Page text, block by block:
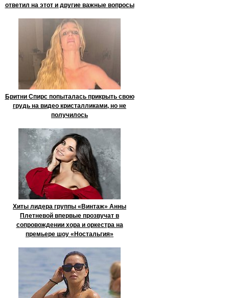
ответил на этот и другие важные вопросы
Бритни Спирс попыталась прикрыть свою
грудь на видео кристалликами, но не
получилось
Хиты лидера группы «Винтаж» Анны
Плетневой впервые прозвучат в
сопровождении хора и оркестра на
премьере шоу «Ностальгия»